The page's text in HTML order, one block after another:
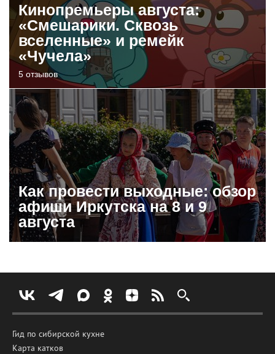
Кинопремьеры августа:
«Смешарики. Сквозь
вселенные» и ремейк
«Чучела»
5 отзывов
Как провести выходные: обзор
афиши Иркутска на 8 и 9
августа
Гид по сибирской кухне
Карта катков